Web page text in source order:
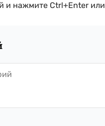
и нажмите Ctrl+Enter или